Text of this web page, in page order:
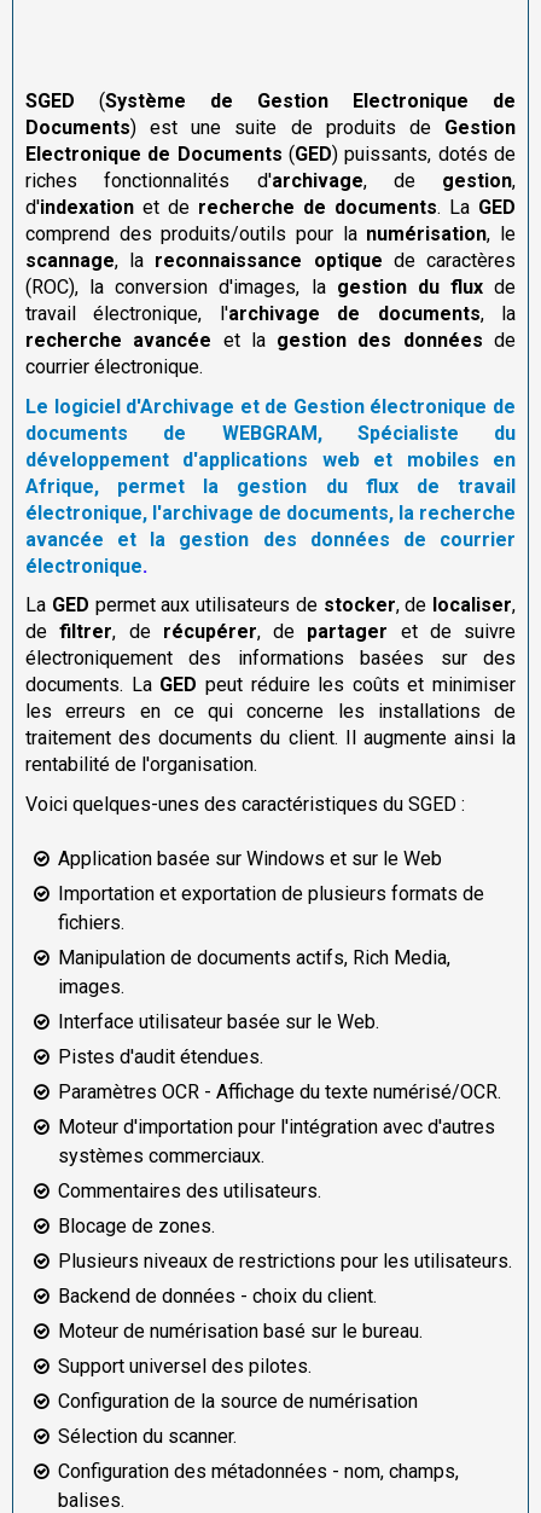
SGED (Système de Gestion Electronique de
Documents) est une suite de produits de Gestion
Electronique de Documents (GED) puissants, dotés de
riches fonctionnalités d'archivage, de gestion,
d'indexation et de recherche de documents. La GED
comprend des produits/outils pour la numérisation, le
scannage, la reconnaissance optique de caractères
(ROC), la conversion d'images, la gestion du fluxde
travail électronique, l'archivage de documents, la
recherche avancée et la gestion des données de
courrier électronique.
Le logiciel d'Archivage et de Gestion électronique de
documents de WEBGRAM, Spécialiste du
développement d'applications web et mobiles en
Afrique, permet la gestion du flux de travail
électronique, l'archivage de documents, la recherche
avancée et la gestion des données de courrier
électronique.
La GED permet aux utilisateurs de stocker, de localiser,
defiltrer, de récupérer, de partager et de suivre
électroniquement des informations basées sur des
documents. La GED peut réduire les coûts et minimiser
les erreurs en ce qui concerne les installations de
traitement des documents du client. Il augmente ainsi la
rentabilité de l'organisation.
Voici quelques-unes des caractéristiques du SGED :
Application basée sur Windows et sur le Web
Importation et exportation de plusieurs formats de
fichiers.
Manipulation de documents actifs, Rich Media,
images.
Interface utilisateur basée sur le Web.
Pistes d'audit étendues.
Paramètres OCR - Affichage du texte numérisé/OCR.
Moteur d'importation pour l'intégration avec d'autres
systèmes commerciaux.
Commentaires des utilisateurs.
Blocage de zones.
Plusieurs niveaux de restrictions pour les utilisateurs.
Backend de données - choix du client.
Moteur de numérisation basé sur le bureau.
Support universel des pilotes.
Configuration de la source de numérisation
Sélection du scanner.
Configuration des métadonnées - nom, champs,
balises.